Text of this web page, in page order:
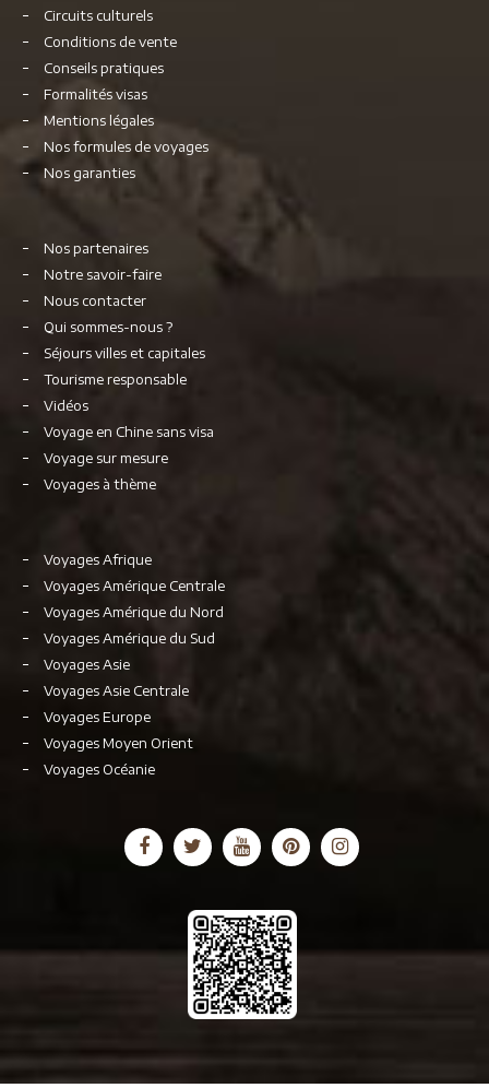
Circuits culturels
Conditions de vente
Conseils pratiques
Formalités visas
Mentions légales
Nos formules de voyages
Nos garanties
Nos partenaires
Notre savoir-faire
Nous contacter
Qui sommes-nous ?
Séjours villes et capitales
Tourisme responsable
Vidéos
Voyage en Chine sans visa
Voyage sur mesure
Voyages à thème
Voyages Afrique
Voyages Amérique Centrale
Voyages Amérique du Nord
Voyages Amérique du Sud
Voyages Asie
Voyages Asie Centrale
Voyages Europe
Voyages Moyen Orient
Voyages Océanie